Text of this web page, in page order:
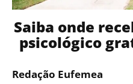
Saiba onde
psicológico
Redação Eufemea